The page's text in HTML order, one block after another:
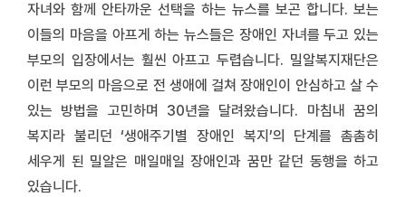
자녀와 함께 안타까운 선택을 하는 뉴스를 보곤 합니다. 보는
이들의 마음을 아프게 하는 뉴스들은 장애인 자녀를 두고 있는
부모의 입장에서는 훨씬 아프고 두렵습니다. 밀알복지재단은
이런 부모의 마음으로 전 생애에 걸쳐 장애인이 안심하고 살 수
있는 방법을 고민하며 30년을 달려왔습니다. 마침내 꿈의
복지라 불리던 ‘생애주기별 장애인 복지’의 단계를 촘촘히
세우게 된 밀알은 매일매일 장애인과 꿈만 같던 동행을 하고
있습니다.